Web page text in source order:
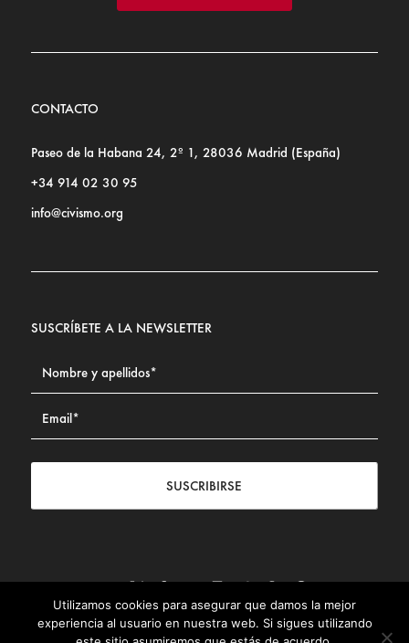
CONTACTO
Paseo de la Habana 24, 2º 1, 28036 Madrid (España)
+34 914 02 30 95
info@civismo.org
SUSCRÍBETE A LA NEWSLETTER
SUSCRIBIRSE
Contacto | Aviso legal | Política de privacidad | Política de
Cookies
Utilizamos cookies para asegurar que damos la mejor
experiencia al usuario en nuestra web. Si sigues utilizando